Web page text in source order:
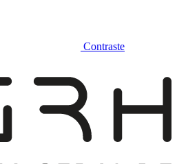
Contraste